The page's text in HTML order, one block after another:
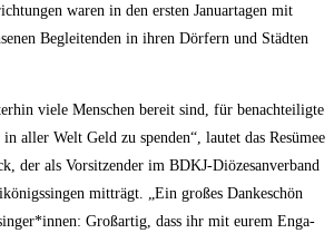
waren in den ers­ten Janu­ar­ta­gen mit
Beglei­ten­den in ihren Dör­fern und Städ­ten
vie­le Men­schen bereit sind, für benach­tei­lig­te
aller Welt Geld zu spen­den“, lau­tet das Resü­mee
der als Vor­sit­zen­der im BDKJ-Diö­ze­san­ver­band
mit­trägt. „Ein gro­ßes Dan­ke­schön
Groß­ar­tig, dass ihr mit eurem Enga­